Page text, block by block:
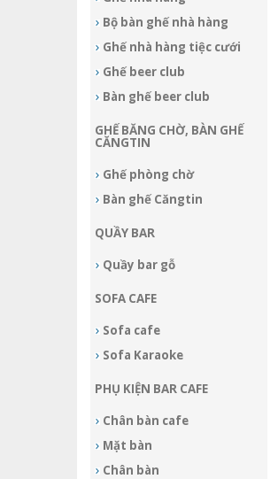
Bộ bàn ghế nhà hàng
Ghế nhà hàng tiệc cưới
Ghế beer club
Bàn ghế beer club
GHẾ BĂNG CHỜ, BÀN GHẾ
CĂNGTIN
Ghế phòng chờ
Bàn ghế Căngtin
QUẦY BAR
Quầy bar gỗ
SOFA CAFE
Sofa cafe
Sofa Karaoke
PHỤ KIỆN BAR CAFE
Chân bàn cafe
Mặt bàn
Chân bàn